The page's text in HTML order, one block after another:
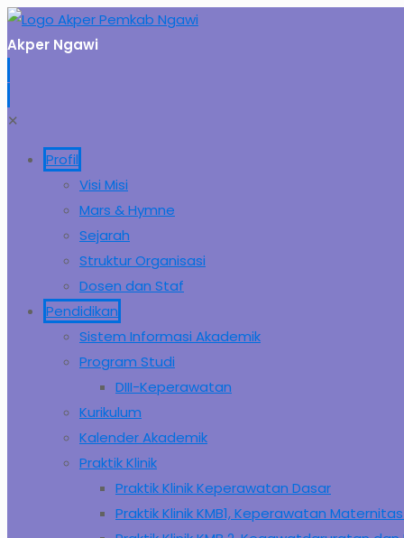
Akper Ngawi
✕
Profil
Visi Misi
Mars & Hymne
Sejarah
Struktur Organisasi
Dosen dan Staf
Pendidikan
Sistem Informasi Akademik
Program Studi
DIII-Keperawatan
Kurikulum
Kalender Akademik
Praktik Klinik
Praktik Klinik Keperawatan Dasar
Praktik Klinik KMB1, Keperawatan